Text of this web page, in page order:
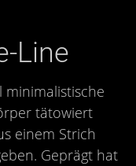
Line
minimalistische
tätowiert
einem Strich
Geprägt hat